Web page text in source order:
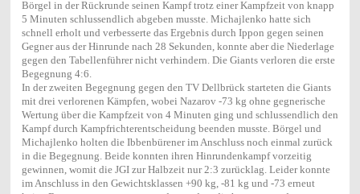
Börgel in der Rückrunde seinen Kampf trotz einer Kampfzeit von knapp
5 Minuten schlussendlich abgeben musste. Michajlenko hatte sich
schnell erholt und verbesserte das Ergebnis durch Ippon gegen seinen
Gegner aus der Hinrunde nach 28 Sekunden, konnte aber die Niederlage
gegen den Tabellenführer nicht verhindern. Die Giants verloren die erste
Begegnung 4:6.
In der zweiten Begegnung gegen den TV Dellbrück starteten die Giants
mit drei verlorenen Kämpfen, wobei Nazarov -73 kg ohne gegnerische
Wertung über die Kampfzeit von 4 Minuten ging und schlussendlich den
Kampf durch Kampfrichterentscheidung beenden musste. Börgel und
Michajlenko holten die Ibbenbürener im Anschluss noch einmal zurück
in die Begegnung. Beide konnten ihren Hinrundenkampf vorzeitig
gewinnen, womit die JGI zur Halbzeit nur 2:3 zurücklag. Leider konnte
im Anschluss in den Gewichtsklassen +90 kg, -81 kg und -73 erneut